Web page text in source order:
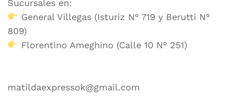
Sucursales en:
General Villegas (Isturiz N° 719 y Berutti N°
809)
Florentino Ameghino (Calle 10 N° 251)
matildaexpressok@gmail.com